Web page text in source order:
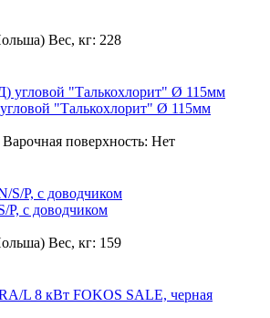
Вес, кг: 228
"Талькохлорит" Ø 115мм
Варочная поверхность: Нет
P, с доводчиком
Вес, кг: 159